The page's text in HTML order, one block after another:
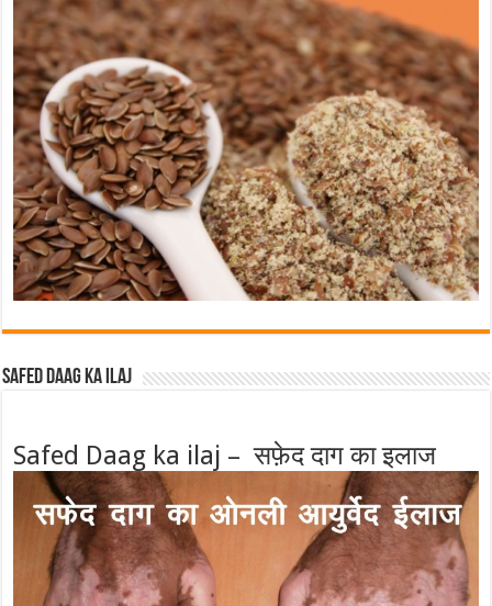
Safed Daag ka ilaj
Safed Daag ka ilaj – सफ़ेद दाग का इलाज